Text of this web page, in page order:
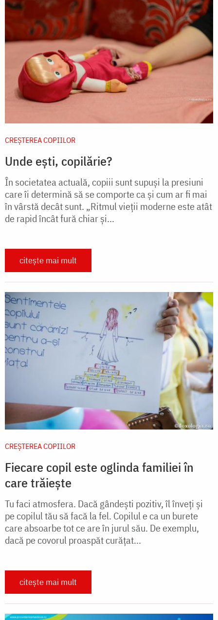
CREŞTEREA COPIILOR
Unde ești, copilărie?
În societatea actuală, copiii sunt supuși la presiuni
care îi determină să se comporte ca și cum ar fi mai
în vârstă decât sunt. „Ritmul vieții moderne este atât
de rapid încât fură chiar și...
citește mai mult
CREŞTEREA COPIILOR
Fiecare copil este oglinda familiei în
care trăiește
Tu faci atmosfera. Dacă gândeşti pozitiv, îl înveţi şi
pe copilul tău să facă la fel. Copilul e ca un burete
care absoarbe tot ce are în jurul său. De exemplu,
dacă pe covorul proaspăt curăţat...
citește mai mult